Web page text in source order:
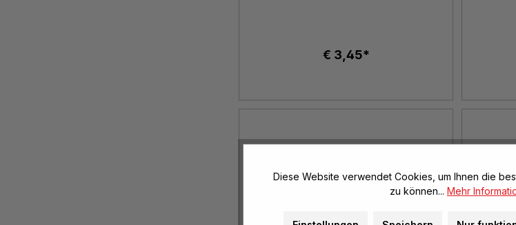
€ 3,45*
Diese Website verwendet Cookies, um Ihnen die
zu können... Mehr